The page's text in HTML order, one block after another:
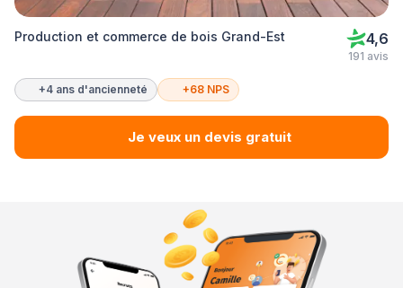
Production et commerce de bois Grand-Est 4,6
191 avis
+4 ans d'ancienneté +68 NPS
Je veux un devis gratuit